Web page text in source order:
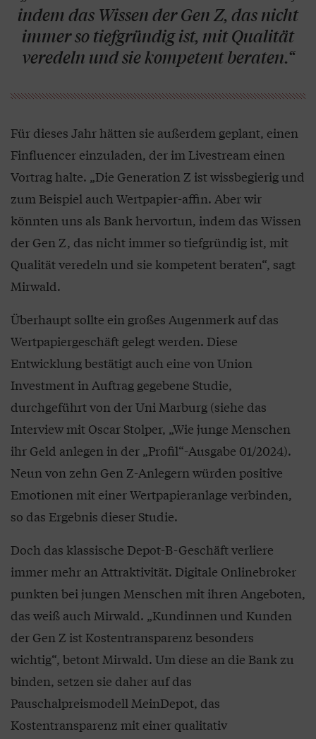
indem das Wissen der Gen Z, das nicht
immer so tiefgründig ist, mit Qualität
veredeln und sie kompetent beraten.“
Für dieses Jahr hätten sie außerdem geplant, einen
Finfluencer einzuladen, der im Livestream einen
Vortrag halte. „Die Generation Z ist wissbegierig und
zum Beispiel auch Wertpapier-affin. Aber wir
könnten uns als Bank hervortun, indem das Wissen
der Gen Z, das nicht immer so tiefgründig ist, mit
Qualität veredeln und sie kompetent beraten“, sagt
Mirwald.
Überhaupt sollte ein großes Augenmerk auf das
Wertpapiergeschäft gelegt werden. Diese
Entwicklung bestätigt auch eine von Union
Investment in Auftrag gegebene Studie,
durchgeführt von der Uni Marburg (siehe das
Interview mit Oscar Stolper, „Wie junge Menschen
ihr Geld anlegen in der „Profil“-Ausgabe 01/2024).
Neun von zehn Gen Z-Anlegern würden positive
Emotionen mit einer Wertpapieranlage verbinden,
so das Ergebnis dieser Studie.
Doch das klassische Depot-B-Geschäft verliere
immer mehr an Attraktivität. Digitale Onlinebroker
punkten bei jungen Menschen mit ihren Angeboten,
das weiß auch Mirwald. „Kundinnen und Kunden
der Gen Z ist Kostentransparenz besonders
wichtig“, betont Mirwald. Um diese an die Bank zu
binden, setzen sie daher auf das
Pauschalpreismodell MeinDepot, das
Kostentransparenz mit einer qualitativ